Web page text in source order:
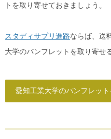
トを取り寄せておきましょう。
スタディサプリ進路ならば、送
大学のパンフレットを取り寄せ
愛知工業大学のパンフレッ